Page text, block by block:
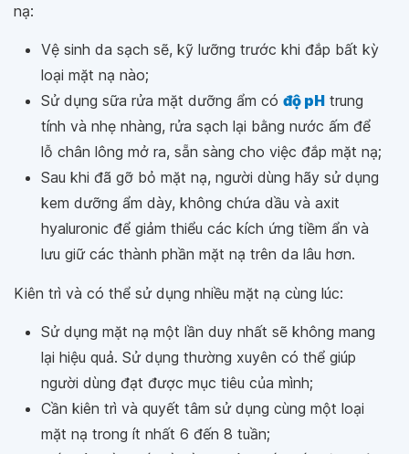
nạ:
Vệ sinh da sạch sẽ, kỹ lưỡng trước khi đắp bất kỳ
loại mặt nạ nào;
Sử dụng sữa rửa mặt dưỡng ẩm có độ pH trung
tính và nhẹ nhàng, rửa sạch lại bằng nước ấm để
lỗ chân lông mở ra, sẵn sàng cho việc đắp mặt nạ;
Sau khi đã gỡ bỏ mặt nạ, người dùng hãy sử dụng
kem dưỡng ẩm dày, không chứa dầu và axit
hyaluronic để giảm thiểu các kích ứng tiềm ẩn và
lưu giữ các thành phần mặt nạ trên da lâu hơn.
Kiên trì và có thể sử dụng nhiều mặt nạ cùng lúc:
Sử dụng mặt nạ một lần duy nhất sẽ không mang
lại hiệu quả. Sử dụng thường xuyên có thể giúp
người dùng đạt được mục tiêu của mình;
Cần kiên trì và quyết tâm sử dụng cùng một loại
mặt nạ trong ít nhất 6 đến 8 tuần;